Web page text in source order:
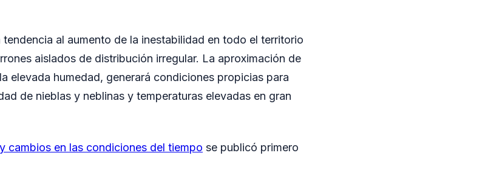
tendencia al aumento de la inestabilidad en todo el territorio
aislados de distribución irregular. La aproximación de
elevada humedad, generará condiciones propicias para
de nieblas y neblinas y temperaturas elevadas en gran
cambios en las condiciones del tiempo se publicó primero